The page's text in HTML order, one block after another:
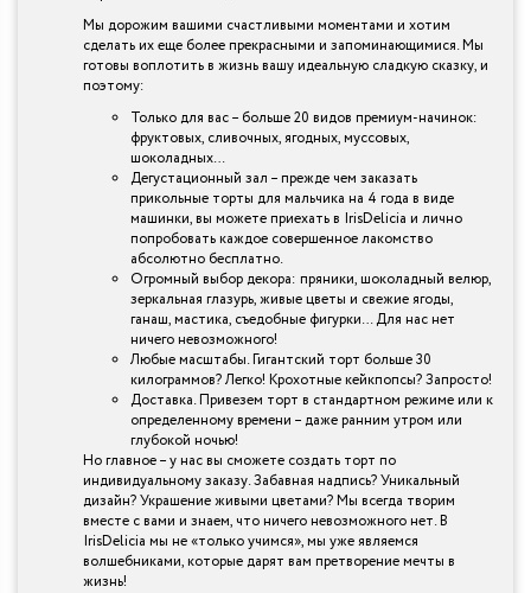
Мы дорожим вашими счастливыми моментами и хотим
сделать их еще более прекрасными и запоминающимися. Мы
готовы воплотить в жизнь вашу идеальную сладкую сказку, и
поэтому:
Только для вас – больше 20 видов премиум-начинок:
фруктовых, сливочных, ягодных, муссовых,
шоколадных…
Дегустационный зал – прежде чем заказать
прикольные торты для мальчика на 4 года в виде
машинки, вы можете приехать в IrisDelicia и лично
попробовать каждое совершенное лакомство
абсолютно бесплатно.
Огромный выбор декора: пряники, шоколадный велюр,
зеркальная глазурь, живые цветы и свежие ягоды,
ганаш, мастика, съедобные фигурки… Для нас нет
ничего невозможного!
Любые масштабы. Гигантский торт больше 30
килограммов? Легко! Крохотные кейкпопсы? Запросто!
Доставка. Привезем торт в стандартном режиме или к
определенному времени – даже ранним утром или
глубокой ночью!
Но главное – у нас вы сможете создать торт по
индивидуальному заказу. Забавная надпись? Уникальный
дизайн? Украшение живыми цветами? Мы всегда творим
вместе с вами и знаем, что ничего невозможного нет. В
IrisDelicia мы не «только учимся», мы уже являемся
волшебниками, которые дарят вам претворение мечты в
жизнь!